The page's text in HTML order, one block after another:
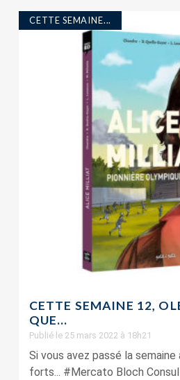
CETTE SEMAINE...
CETTE SEMAINE 12,
QUE…
Publié le 25 mars 2022 à 18h21
Si vous avez passé la
forts... #Mercato Bloch